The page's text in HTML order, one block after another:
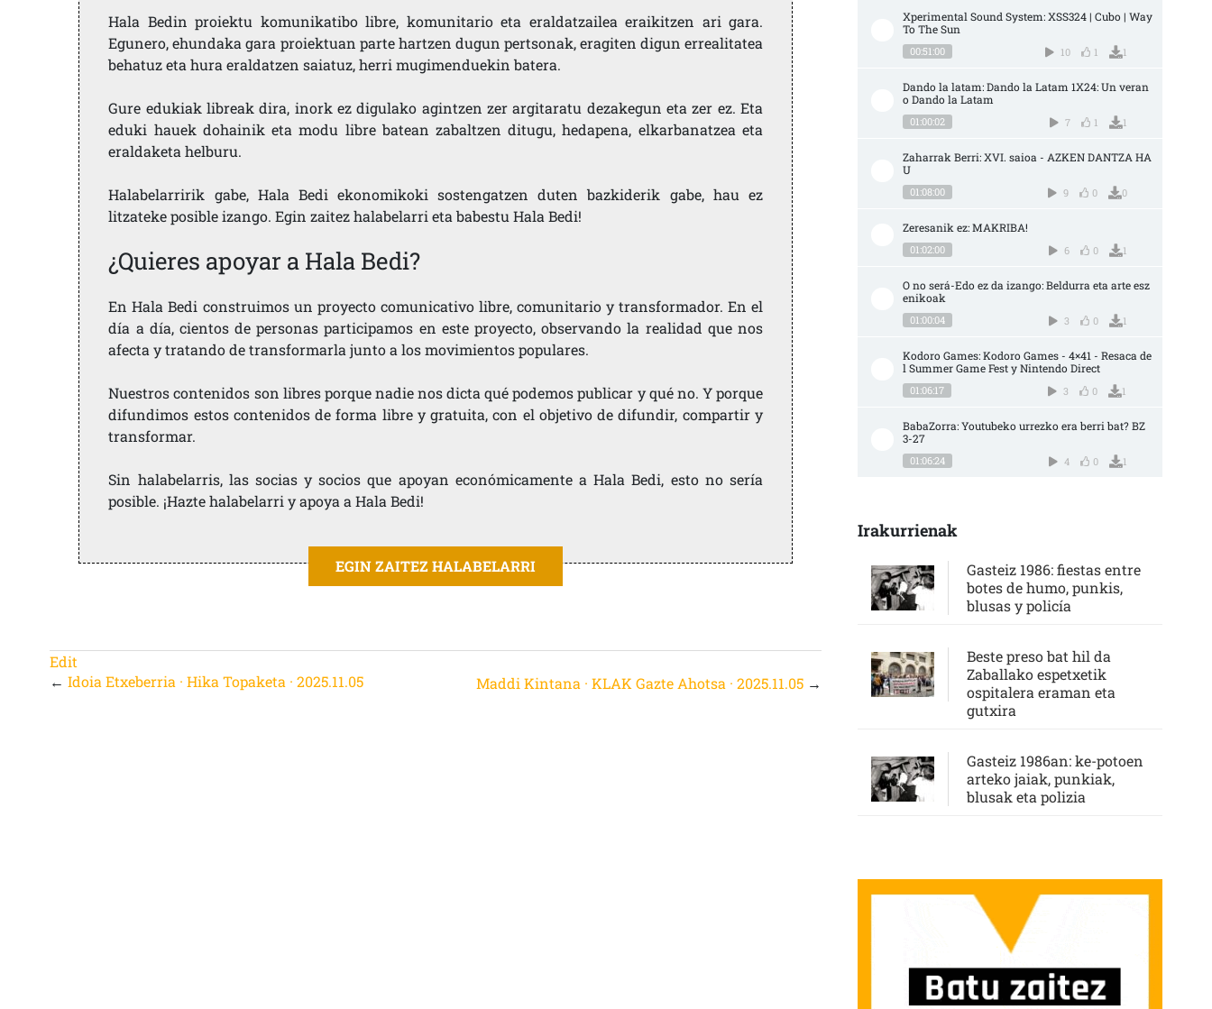
Hala Bedin proiektu komunikatibo libre, komunitario eta eraldatzailea eraikitzen ari gara.
Egunero, ehundaka gara proiektuan parte hartzen dugun pertsonak, eragiten digun errealitatea
behatuz eta hura eraldatzen saiatuz, herri mugimenduekin batera.
Gure edukiak libreak dira, inork ez digulako agintzen zer argitaratu dezakegun eta zer ez. Eta
eduki hauek dohainik eta modu libre batean zabaltzen ditugu, hedapena, elkarbanatzea eta
eraldaketa helburu.
Halabelarririk gabe, Hala Bedi ekonomikoki sostengatzen duten bazkiderik gabe, hau ez
litzateke posible izango. Egin zaitez halabelarri eta babestu Hala Bedi!
¿Quieres apoyar a Hala Bedi?
En Hala Bedi construimos un proyecto comunicativo libre, comunitario y transformador. En el
día a día, cientos de personas participamos en este proyecto, observando la realidad que nos
afecta y tratando de transformarla junto a los movimientos populares.
Nuestros contenidos son libres porque nadie nos dicta qué podemos publicar y qué no. Y porque
difundimos estos contenidos de forma libre y gratuita, con el objetivo de difundir, compartir y
transformar.
Sin halabelarris, las socias y socios que apoyan económicamente a Hala Bedi, esto no sería
posible. ¡Hazte halabelarri y apoya a Hala Bedi!
EGIN ZAITEZ HALABELARRI
Edit
←Idoia Etxeberria · Hika Topaketa · 2025.11.05 Maddi Kintana · KLAK Gazte Ahotsa · 2025.11.05→
Xperimental Sound System: XSS324 | Cubo | Way
To The Sun
00:51:00 10 1 1
Dando la latam: Dando la Latam 1X24: Un veran
o Dando la Latam
01:00:02 7 1 1
Zaharrak Berri: XVI. saioa - AZKEN DANTZA HA
U
01:08:00 9 0 0
Zeresanik ez: MAKRIBA!
01:02:00 6 0 1
O no será-Edo ez da izango: Beldurra eta arte esz
enikoak
01:00:04 3 0 1
Kodoro Games: Kodoro Games - 4×41 - Resaca de
l Summer Game Fest y Nintendo Direct
01:06:17 3 0 1
BabaZorra: Youtubeko urrezko era berri bat? BZ
3-27
01:06:24 4 0 1
Irakurrienak
Gasteiz 1986: fiestas entre
botes de humo, punkis,
blusas y policía
Beste preso bat hil da
Zaballako espetxetik
ospitalera eraman eta
gutxira
Gasteiz 1986an: ke-potoen
arteko jaiak, punkiak,
blusak eta polizia